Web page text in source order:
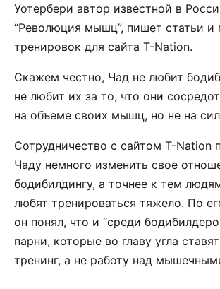
Уотербери автор известной в
“Революция мышц”, пишет статьи и
тренировок для сайта T-Nation.
Скажем честно, Чад не любит
не любит их за то, что они
на объеме своих мышц, но не на
Сотрудничество с сайтом T-Nation
Чаду немного изменить свое
бодибилдингу, а точнее к тем
любят тренироваться тяжело. По
он понял, что и “среди
парни, которые во главу угла
тренинг, а не работу над